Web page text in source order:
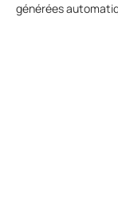
générées